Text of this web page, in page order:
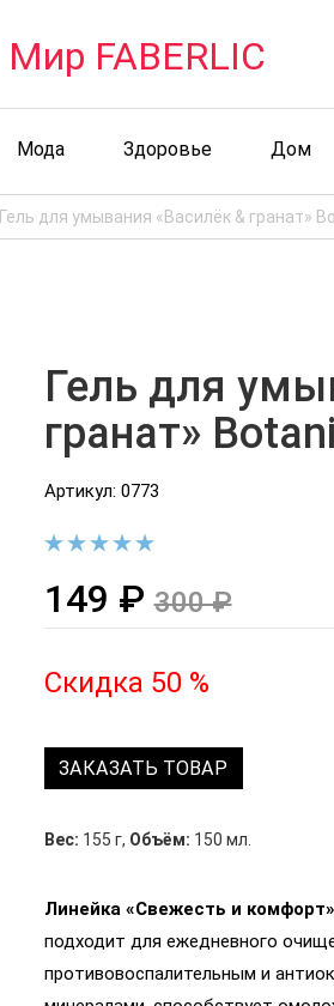
Мир FABERLIC
Мода Здоровье Дом
Гель для умывания «Василёк & гранат»
Гель для
гранат»
Артикул: 0773
149 ₽300 ₽
Скидка 50 %
ЗАКАЗАТЬ ТОВАР
Вес: 155 г, Объём: 150 мл.
Линейка «Свежесть и
подходит для ежедневного
противовоспалительным и